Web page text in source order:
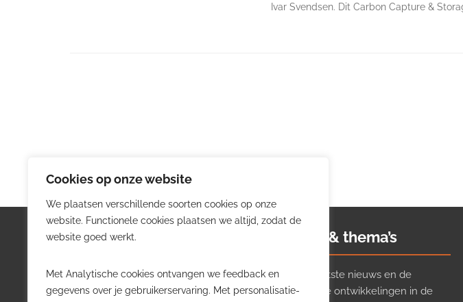
Cookies op onze website
We plaatsen verschillende soorten cookies op onze
website. Functionele cookies plaatsen we altijd, zodat de
website goed werkt.
Met Analytische cookies ontvangen we feedback en
gegevens over je gebruikerservaring. Met personalisatie-
Ivar Svendsen. Dit Carbon Capture &
Logistiek.be
Logistiek.be brengt dagelijks nieuws,
trends en praktijkverhalen over
Nieuws & thema’s
Volg het laatste nieuws en de
belangrijkste ontwikkelingen in de